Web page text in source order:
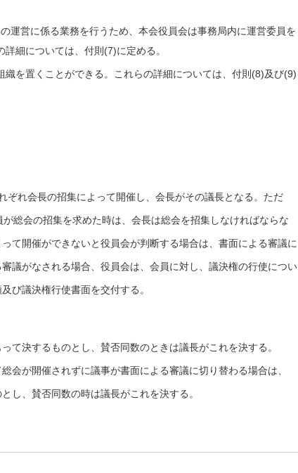
運営に係る業務を行うため、本会役員会は事務局内に運営委員を
細については、付則(7)に定める。
織を置くことができる。これらの詳細については、付則(8)及び(9)
ぞれ会長の招集によって開催し、会長がその議長となる。ただ
総会の招集を求めた時は、会長は総会を招集しなければならな
て開催ができないと役員会が判断する場合は、書面による審議に
議がなされる場合、役員会は、会員に対し、議決権の行使につい
び議決権行使書面を交付する。
て決するものとし、賛否同数のときは議長がこれを決する。
会が開催されずに議事が書面による審議に切り替わる場合は、
し、賛否同数の時は議長がこれを決する。